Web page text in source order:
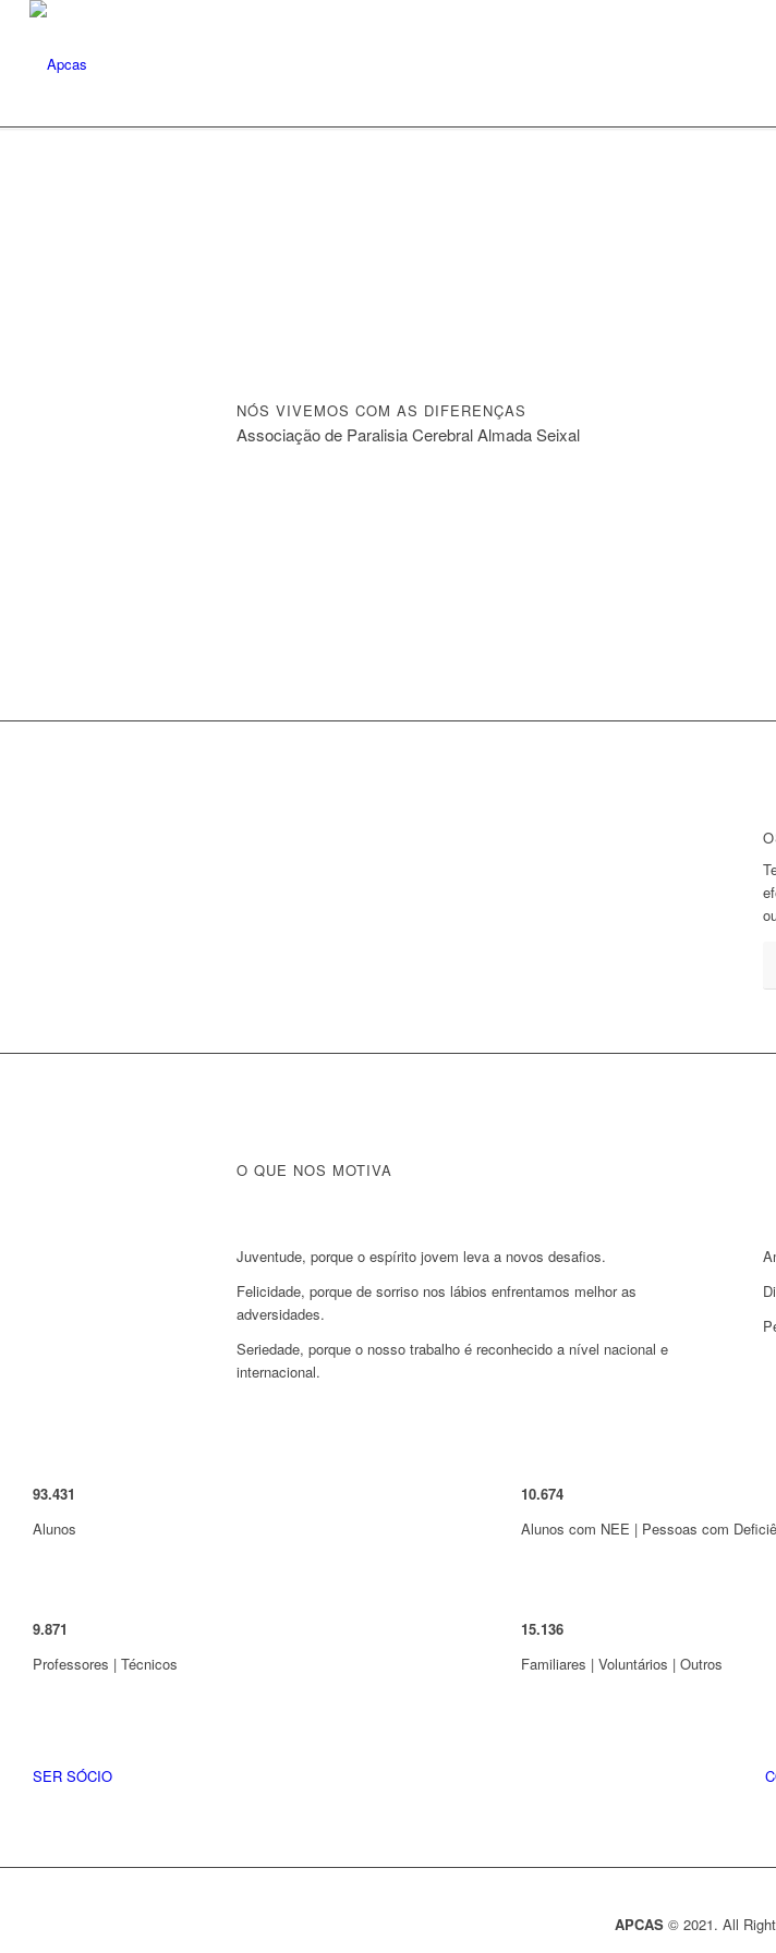
NÓS VIVEMOS COM AS DIFERENÇAS
Associação de Paralisia Cerebral Almada Seixal
O QUE NOS MOTIVA
Juventude, porque o espírito jovem leva a novos desafios.
Felicidade, porque de sorriso nos lábios enfrentamos melhor as
adversidades.
Seriedade, porque o nosso trabalho é reconhecido a nível nacional e
internacional.
93.431
Alunos
10.674
Alunos com NEE | Pessoas com
9.871
Professores | Técnicos
15.136
Familiares | Voluntários | Outros
SER SÓCIO
APCAS© 2021. All